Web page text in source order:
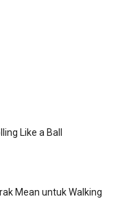
Like a Ball
Mean untuk Walking